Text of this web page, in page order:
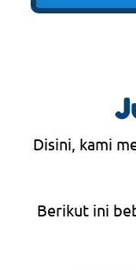
Disini, kami
Berikut ini